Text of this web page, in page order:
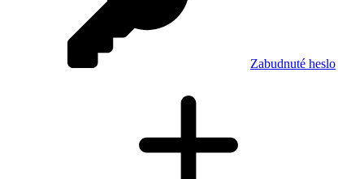
Zabudnuté heslo